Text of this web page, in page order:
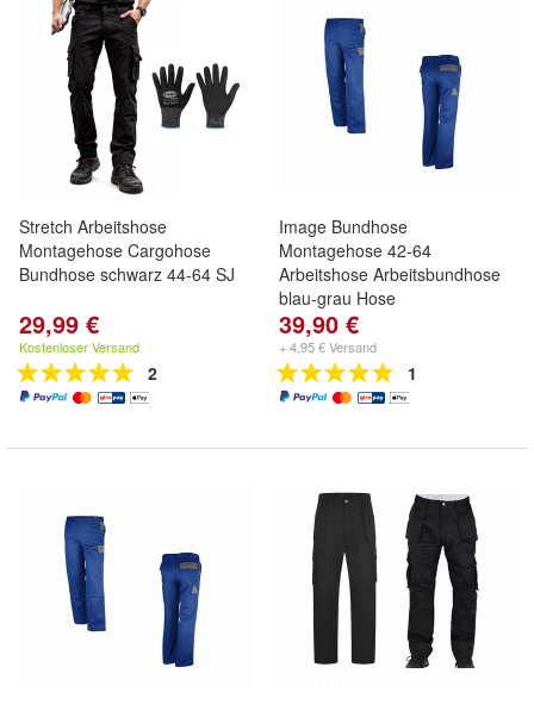
Stretch Arbeitshose
Montagehose Cargohose
Bundhose schwarz 44-64 SJ
29,99 €
Kostenloser Versand
2
Image Bundhose
Montagehose 42-64
Arbeitshose Arbeitsbundhose
blau-grau Hose
39,90 €
+ 4,95 € Versand
1